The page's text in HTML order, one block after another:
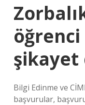
şikayet
Bilgi Edinme ve
başvurular,